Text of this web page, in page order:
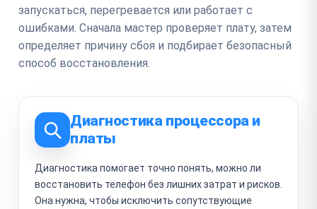
запускаться, перегревается или работает с
ошибками. Сначала мастер проверяет плату, затем
определяет причину сбоя и подбирает безопасный
способ восстановления.
Диагностика процессора и
платы
Диагностика помогает точно понять, можно ли
восстановить телефон без лишних затрат и рисков.
Она нужна, чтобы исключить сопутствующие